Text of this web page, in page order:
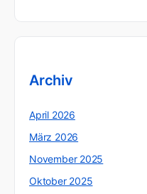
Archiv
April 2026
März 2026
November 2025
Oktober 2025